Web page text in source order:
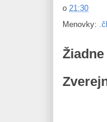
o 21:30
Menovky: